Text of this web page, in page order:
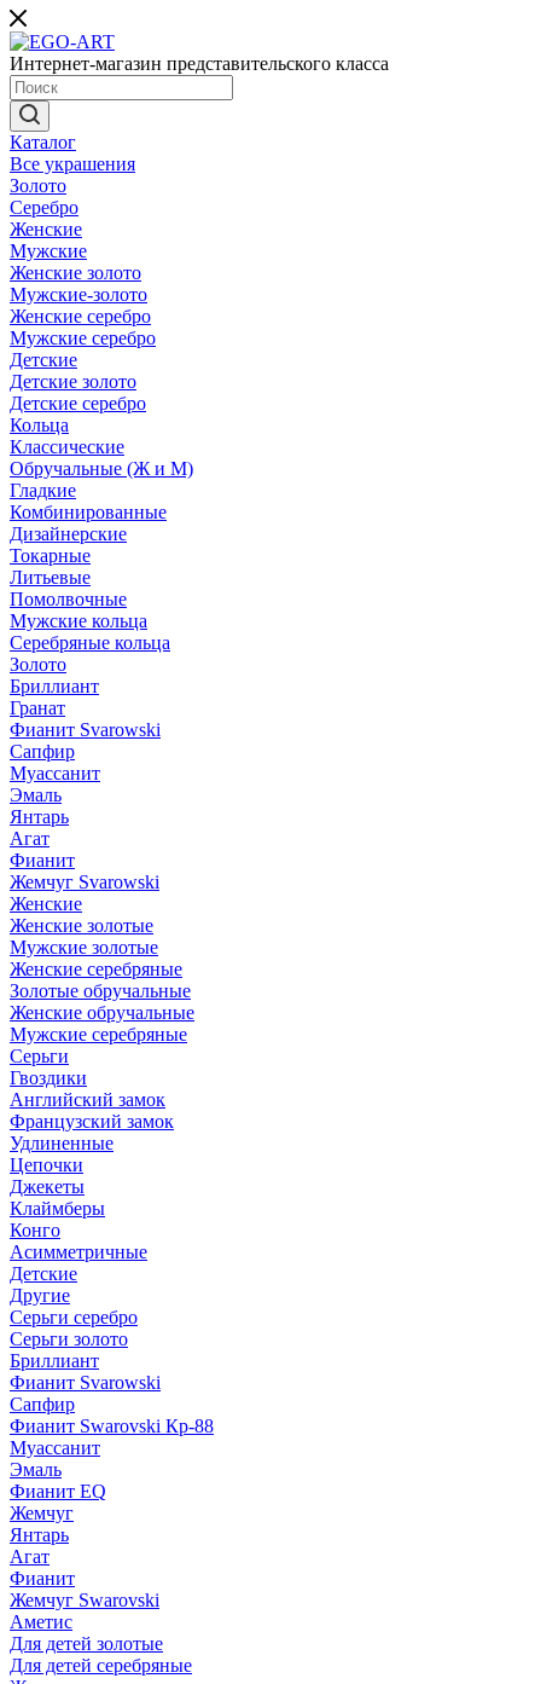
Интернет-магазин представительского класса
Каталог
Все украшения
Золото
Серебро
Женские
Мужские
Женские золото
Мужские-золото
Женские серебро
Мужские серебро
Детские
Детские золото
Детские серебро
Кольца
Классические
Обручальные (Ж и М)
Гладкие
Комбинированные
Дизайнерские
Токарные
Литьевые
Помолвочные
Мужские кольца
Серебряные кольца
Золото
Бриллиант
Гранат
Фианит Svarowski
Сапфир
Муассанит
Эмаль
Янтарь
Агат
Фианит
Жемчуг Svarowski
Женские
Женские золотые
Мужские золотые
Женские серебряные
Золотые обручальные
Женские обручальные
Мужские серебряные
Серьги
Гвоздики
Английский замок
Французский замок
Удлиненные
Цепочки
Джекеты
Клаймберы
Конго
Асимметричные
Детские
Другие
Серьги серебро
Серьги золото
Бриллиант
Фианит Svarowski
Сапфир
Фианит Swarovski Кр-88
Муассанит
Эмаль
Фианит EQ
Жемчуг
Янтарь
Агат
Фианит
Жемчуг Swarovski
Аметис
Для детей золотые
Для детей серебряные